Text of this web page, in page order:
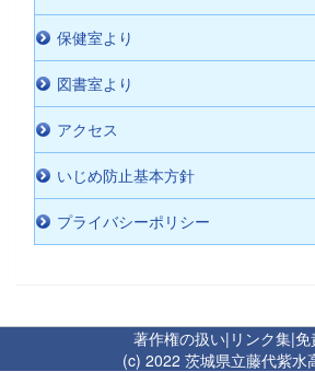
保健室より
図書室より
アクセス
いじめ防止基本方針
プライバシーポリシー
著作権の扱い| リンク集|免
(c) 2022 茨城県立藤代紫水